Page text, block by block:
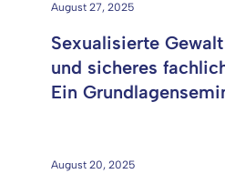
August 27, 2025
Sexualisierte
und sicheres
Ein
August 20, 2025